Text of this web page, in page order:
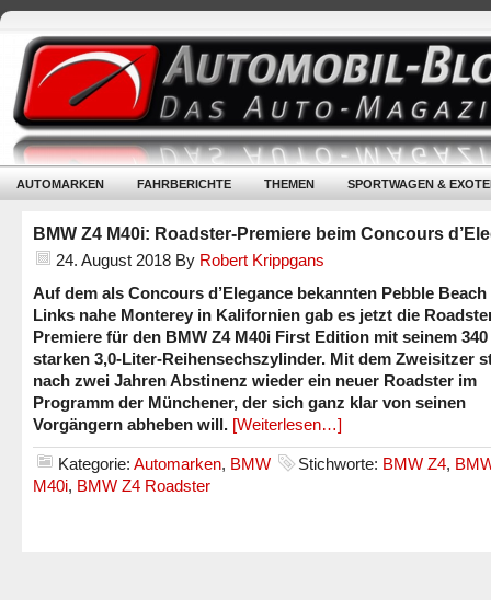
AUTOMARKEN FAHRBERICHTE THEMEN SPORTWAGEN &
BMW Z4 M40i: Roadster-Premiere beim Concours
24. August 2018 By Robert Krippgans
Auf dem als Concours d’Elegance bekannten Pebble
Links nahe Monterey in Kalifornien gab es jetzt die
Premiere für den BMW Z4 M40i First Edition mit seinem 340
starken 3,0-Liter-Reihensechszylinder. Mit dem Zweisitzer
nach zwei Jahren Abstinenz wieder ein neuer Roadster im
Programm der Münchener, der sich ganz klar von seinen
Vorgängern abheben will. [Weiterlesen…]
Kategorie: Automarken, BMW Stichworte: BMW Z4,
M40i, BMW Z4 Roadster